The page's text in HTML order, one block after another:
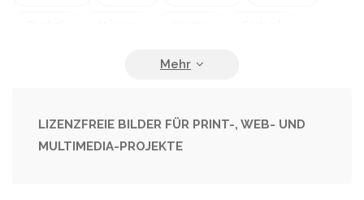
Make-Up
Sexy Kleid Zeichen Humor
Gruselig Halloween
LIZENZFREIE BILDER FÜR PRINT-, WEB- UND
MULTIMEDIA-PROJEKTE